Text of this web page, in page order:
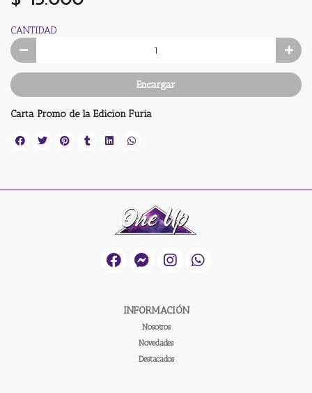
CANTIDAD
Encargar
Carta Promo de la Edicion Furia
INFORMACIÓN
Nosotros
Novedades
Destacados